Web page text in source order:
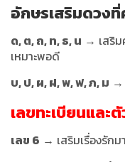
อักษรเสริมดวงที่
ด, ต, ถ, ท, ธ, น → เสริ
เหมาะพอดี
บ, ป, ผ, ฝ, พ, ฟ, ภ, ม →
เลขทะเบียนและ
เลข 6 → เสริมเรื่องรัก